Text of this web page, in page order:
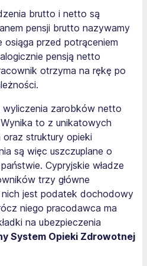
brutto i netto są
pensji brutto nazywamy
osiąga przed potrąceniem
pensją netto
otrzyma na rękę po
zarobków netto
to z unikatowych
struktury opieki
są więc uszczuplane o
Cypryjskie władze
trzy główne
jest podatek dochodowy
niego pracodawca ma
na ubezpieczenia
System Opieki Zdrowotnej